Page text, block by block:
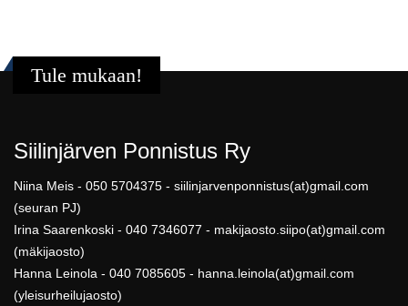
Tule mukaan!
Siilinjärven Ponnistus Ry
Niina Meis - 050 5704375 - siilinjarvenponnistus(at)gmail.com
(seuran PJ)
Irina Saarenkoski - 040 7346077 - makijaosto.siipo(at)gmail.com
(mäkijaosto)
Hanna Leinola - 040 7085605 - hanna.leinola(at)gmail.com
(yleisurheilujaosto)